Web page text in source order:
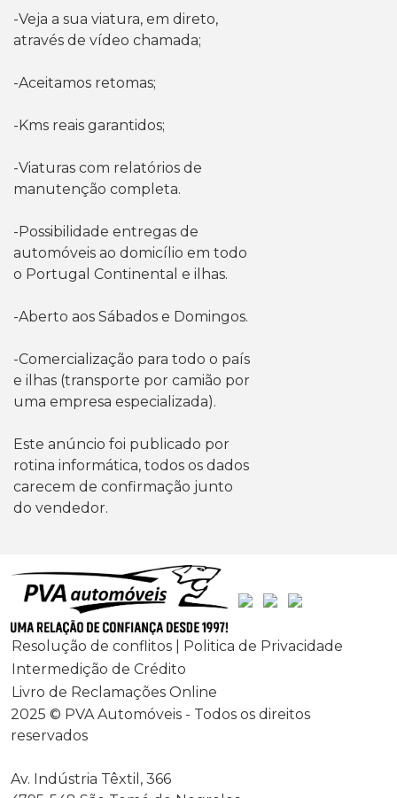
-Veja a sua viatura, em direto,
através de vídeo chamada;
-Aceitamos retomas;
-Kms reais garantidos;
-Viaturas com relatórios de
manutenção completa.
-Possibilidade entregas de
automóveis ao domicílio em todo
o Portugal Continental e ilhas.
-Aberto aos Sábados e Domingos.
-Comercialização para todo o país
e ilhas (transporte por camião por
uma empresa especializada).
Este anúncio foi publicado por
rotina informática, todos os dados
carecem de confirmação junto
do vendedor.
Resolução de conflitos | Politica de Privacidade
Intermedição de Crédito
Livro de Reclamações Online
2025 © PVA Automóveis - Todos os direitos
reservados
Av. Indústria Têxtil, 366